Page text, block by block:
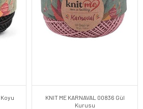
Koyu
KNIT ME KARNAVAL 00836 Gül
Kurusu